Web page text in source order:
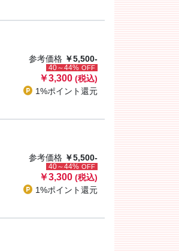
参考価格 ￥5,500-
40～44% OFF
￥3,300 (税込)
1%ポイント還元
参考価格 ￥5,500-
40～44% OFF
￥3,300 (税込)
1%ポイント還元